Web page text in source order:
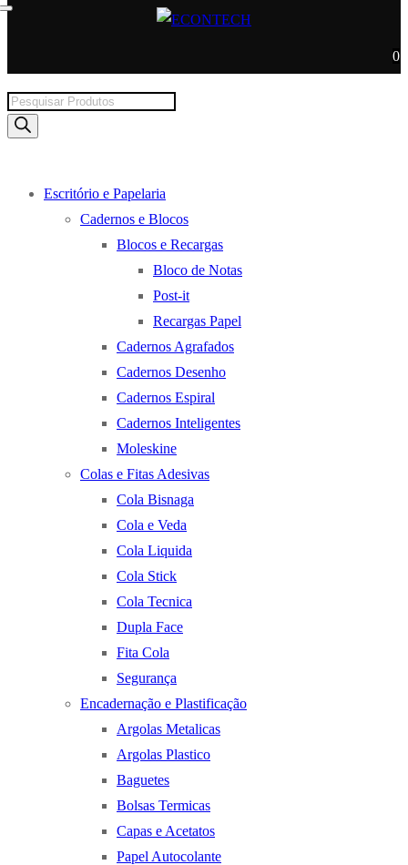
0
Products
search
Escritório e Papelaria
Cadernos e Blocos
Blocos e Recargas
Bloco de Notas
Post-it
Recargas Papel
Cadernos Agrafados
Cadernos Desenho
Cadernos Espiral
Cadernos Inteligentes
Moleskine
Colas e Fitas Adesivas
Cola Bisnaga
Cola e Veda
Cola Liquida
Cola Stick
Cola Tecnica
Dupla Face
Fita Cola
Segurança
Encadernação e Plastificação
Argolas Metalicas
Argolas Plastico
Baguetes
Bolsas Termicas
Capas e Acetatos
Papel Autocolante